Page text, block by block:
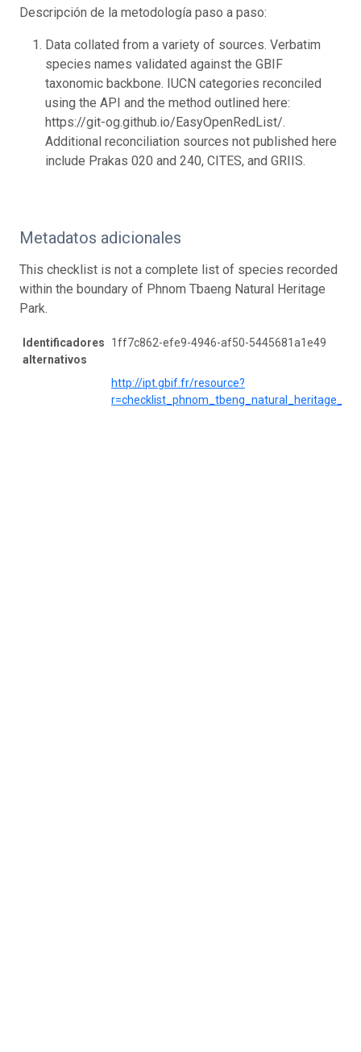
Descripción de la metodología paso a paso:
Data collated from a variety of sources. Verbatim
species names validated against the GBIF
taxonomic backbone. IUCN categories reconciled
using the API and the method outlined here:
https://git-og.github.io/EasyOpenRedList/.
Additional reconciliation sources not published here
include Prakas 020 and 240, CITES, and GRIIS.
Metadatos adicionales
This checklist is not a complete list of species recorded
within the boundary of Phnom Tbaeng Natural Heritage
Park.
Identificadores
alternativos
1ff7c862-efe9-4946-af50-5445681a1e49
http://ipt.gbif.fr/resource?